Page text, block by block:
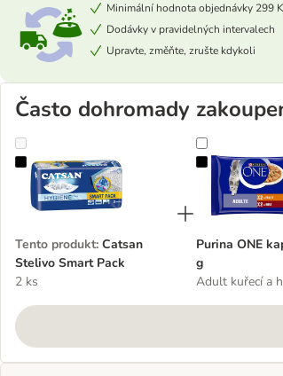
Minimální hodnota objednávky 299
Dodávky v pravidelných intervalech
Upravte, změňte, zrušte kdykoli
Často dohromady
Catsan Stelivo Smart Pack
Tento produkt: Catsan
Stelivo Smart Pack
2 ks
Purina ONE
Purina ONE
g
Adult kuřecí a